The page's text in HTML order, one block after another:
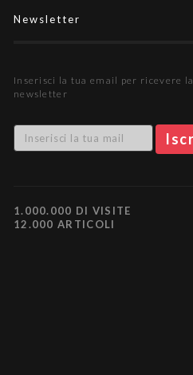
Newsletter
Inserisci la tua email per ricevere la
newsletter
1.000.000 DI VISITE
12.000 ARTICOLI